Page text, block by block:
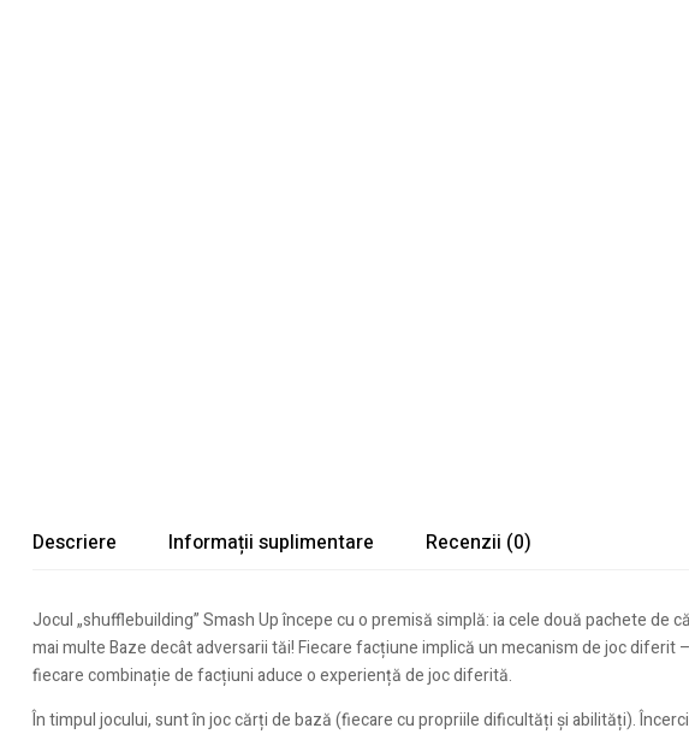
Descriere Informații suplimentare Recenzii (0)
Jocul „shufflebuilding” Smash Up începe cu o premisă simplă: ia cele două pachete
mai multe Baze decât adversarii tăi! Fiecare facțiune implică un mecanism de joc
fiecare combinație de facțiuni aduce o experiență de joc diferită.
În timpul jocului, sunt în joc cărți de bază (fiecare cu propriile dificultăți și abilități).